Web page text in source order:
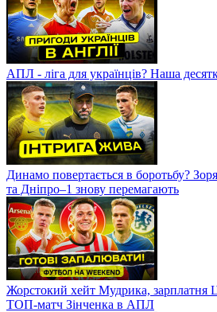
АПЛ - ліга для українців? Наша
Динамо повертається в боротьбу?
та Дніпро–1 знову перемагають
Жорстокий хейт Мудрика, зарплатня
ТОП-матч Зінченка в АПЛ